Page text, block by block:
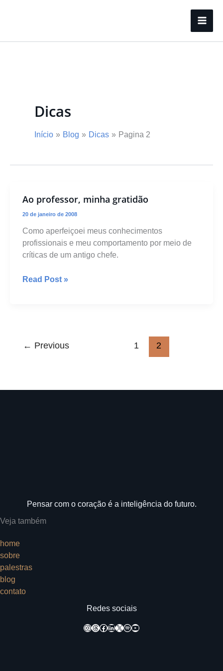
conteúdo
Dicas
Início Blog Dicas Pagina 2
Ao professor, minha gratidão
20 de janeiro de 2008
Como aperfeiçoei meus conhecimentos
profissionais e meu comportamento por meio de
críticas de um antigo chefe.
Ao
Read Post »
← Previous 1 2
Pensar com o coração é a inteligência do futuro.
Veja também
home
sobre
palestras
blog
contato
Redes sociais
Instagram
Threads
Facebook
LinkedIn
X Spotify
Youtube